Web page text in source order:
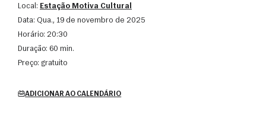
Local: Estação Motiva Cultural
Data:
qua., 19 de novembro de 2025
Horário:
20:30
Duração: 60 min.
Preço: gratuito
ADICIONAR AO CALENDÁRIO